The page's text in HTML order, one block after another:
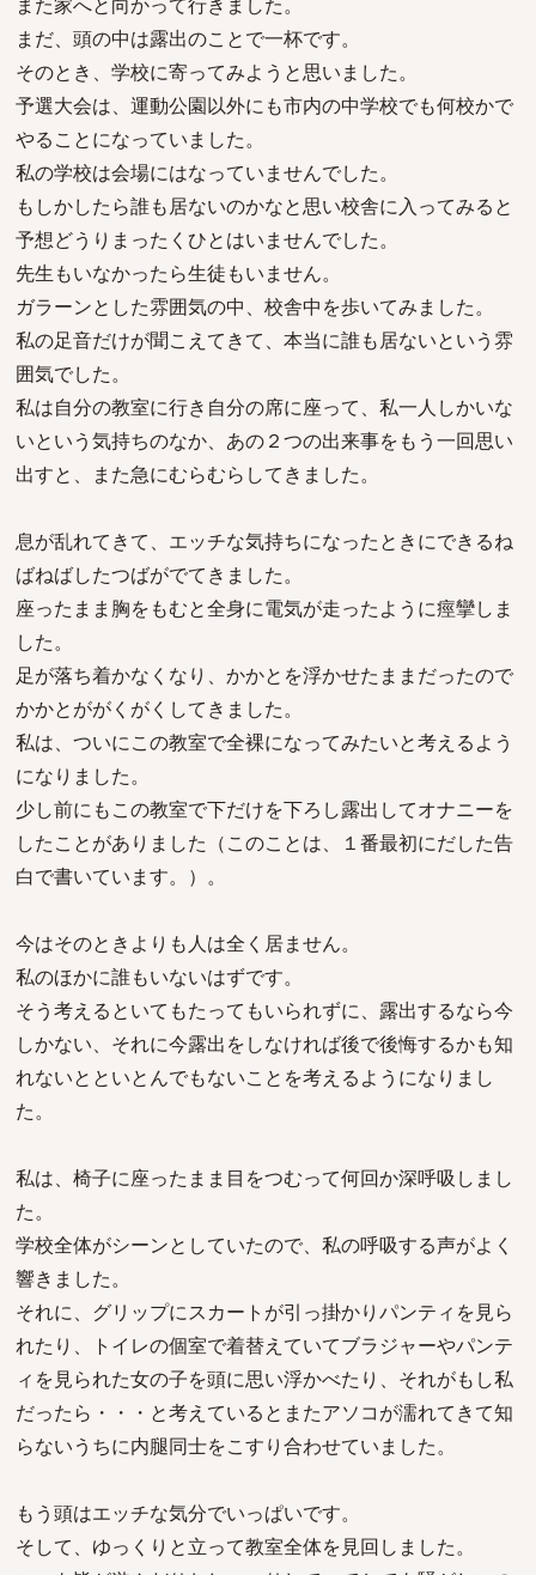
まだ、頭の中は露出のことで一杯です。
そのとき、学校に寄ってみようと思いました。
予選大会は、運動公園以外にも市内の中学校でも何校かで
やることになっていました。
私の学校は会場にはなっていませんでした。
もしかしたら誰も居ないのかなと思い校舎に入ってみると
予想どうりまったくひとはいませんでした。
先生もいなかったら生徒もいません。
ガラーンとした雰囲気の中、校舎中を歩いてみました。
私の足音だけが聞こえてきて、本当に誰も居ないという雰
囲気でした。
私は自分の教室に行き自分の席に座って、私一人しかいな
いという気持ちのなか、あの２つの出来事をもう一回思い
出すと、また急にむらむらしてきました。
息が乱れてきて、エッチな気持ちになったときにできるね
ばねばしたつばがでてきました。
座ったまま胸をもむと全身に電気が走ったように痙攣しま
した。
足が落ち着かなくなり、かかとを浮かせたままだったので
かかとががくがくしてきました。
私は、ついにこの教室で全裸になってみたいと考えるよう
になりました。
少し前にもこの教室で下だけを下ろし露出してオナニーを
したことがありました（このことは、１番最初にだした告
白で書いています。）。
今はそのときよりも人は全く居ません。
私のほかに誰もいないはずです。
そう考えるといてもたってもいられずに、露出するなら今
しかない、それに今露出をしなければ後で後悔するかも知
れないとといとんでもないことを考えるようになりまし
た。
私は、椅子に座ったまま目をつむって何回か深呼吸しまし
た。
学校全体がシーンとしていたので、私の呼吸する声がよく
響きました。
それに、グリップにスカートが引っ掛かりパンティを見ら
れたり、トイレの個室で着替えていてブラジャーやパンテ
ィを見られた女の子を頭に思い浮かべたり、それがもし私
だったら・・・と考えているとまたアソコが濡れてきて知
らないうちに内腿同士をこすり合わせていました。
もう頭はエッチな気分でいっぱいです。
そして、ゆっくりと立って教室全体を見回しました。